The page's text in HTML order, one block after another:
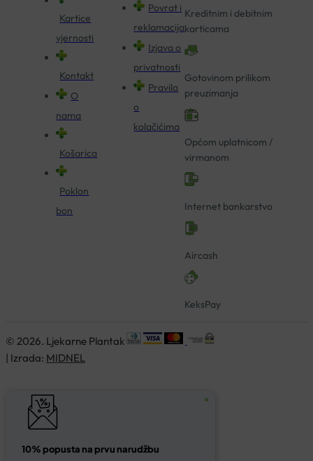
Kartice
vjernosti
Kontakt
O
nama
Košarica
Poklon
bon
Povrat i
reklamacija
Izjava o
privatnosti
Pravila
o
kolačićima
Kreditnim i debitnim
karticama
Gotovinom prilikom
preuzimanja
Općom uplatnicom /
virmanom
Internet bankarstvo
Aircash
KeksPay
© 2026. Ljekarne Plantak
| Izrada: MIDNEL
10% popusta na prvu narudžbu